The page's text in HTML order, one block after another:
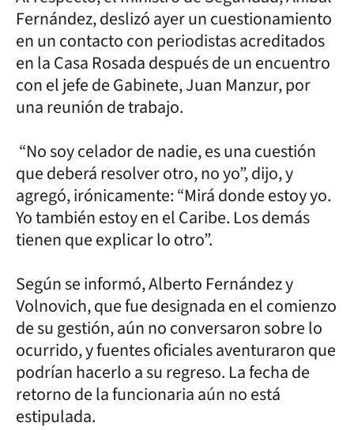
Fernández, deslizó ayer un cuestionamiento
en un contacto con periodistas acreditados
en la Casa Rosada después de un encuentro
con el jefe de Gabinete, Juan Manzur, por
una reunión de trabajo.
“No soy celador de nadie, es una cuestión
que deberá resolver otro, no yo”, dijo, y
agregó, irónicamente: “Mirá donde estoy yo.
Yo también estoy en el Caribe. Los demás
tienen que explicar lo otro”.
Según se informó, Alberto Fernández y
Volnovich, que fue designada en el comienzo
de su gestión, aún no conversaron sobre lo
ocurrido, y fuentes oficiales aventuraron que
podrían hacerlo a su regreso. La fecha de
retorno de la funcionaria aún no está
estipulada.